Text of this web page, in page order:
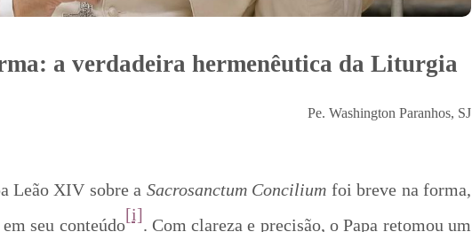
a verdadeira hermenêutica da Liturgia
Pe. Washington Paranhos, SJ
Leão XIV sobre a Sacrosanctum Concilium foi breve na forma,
seu conteúdo
[i]
. Com clareza e precisão, o Papa retomou um